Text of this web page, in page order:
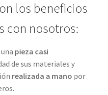
los beneficios
con nosotros:
pieza casi
de sus materiales y
realizada a mano por